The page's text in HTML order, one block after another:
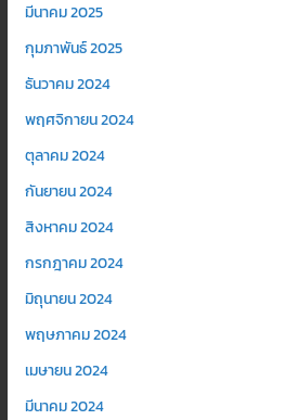
มีนาคม 2025
กุมภาพันธ์ 2025
ธันวาคม 2024
พฤศจิกายน 2024
ตุลาคม 2024
กันยายน 2024
สิงหาคม 2024
กรกฎาคม 2024
มิถุนายน 2024
พฤษภาคม 2024
เมษายน 2024
มีนาคม 2024